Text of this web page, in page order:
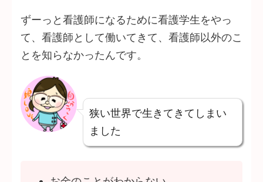
ずーっと看護師になるために看護学生をやっ
て、看護師として働いてきて、看護師以外のこ
とを知らなかったんです。
狭い世界で生きてきてしまい
ました